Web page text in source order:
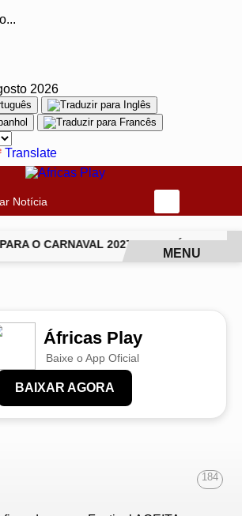
2026
Translate
Notícia
O CARNAVAL 2027 JIU-JÍTSU
MENU
Áfricas Play
Baixe o App Oficial
BAIXAR AGORA
184